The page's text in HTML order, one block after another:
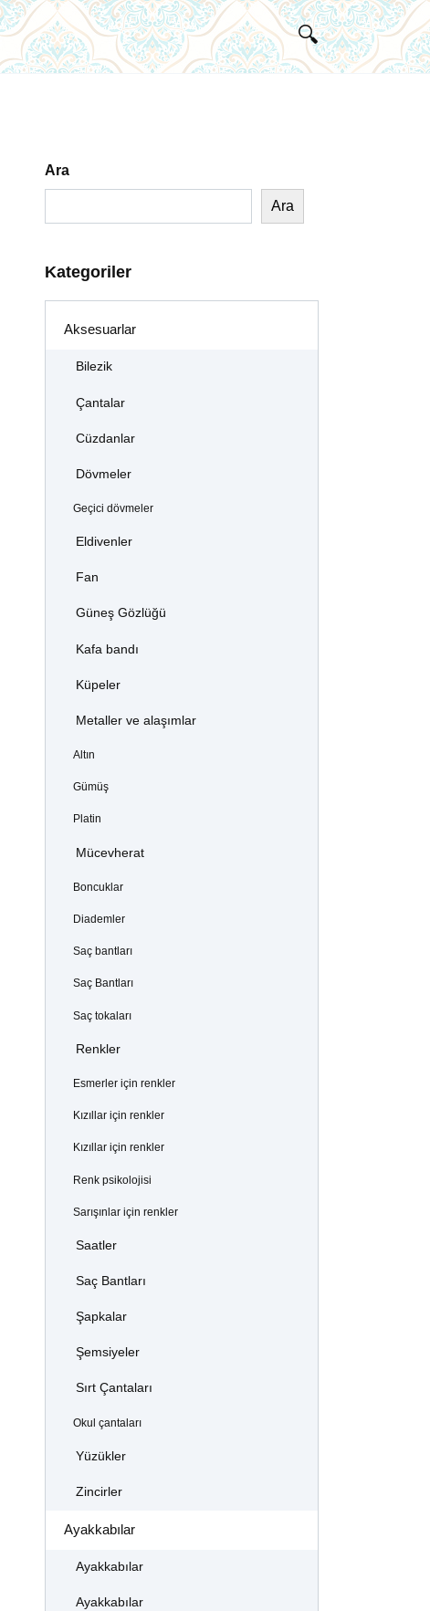
Ara
Ara
Kategoriler
Aksesuarlar
Bilezik
Çantalar
Cüzdanlar
Dövmeler
Geçici dövmeler
Eldivenler
Fan
Güneş Gözlüğü
Kafa bandı
Küpeler
Metaller ve alaşımlar
Altın
Gümüş
Platin
Mücevherat
Boncuklar
Diademler
Saç bantları
Saç Bantları
Saç tokaları
Renkler
Esmerler için renkler
Kızıllar için renkler
Kızıllar için renkler
Renk psikolojisi
Sarışınlar için renkler
Saatler
Saç Bantları
Şapkalar
Şemsiyeler
Sırt Çantaları
Okul çantaları
Yüzükler
Zincirler
Ayakkabılar
Ayakkabılar
Ayakkabılar